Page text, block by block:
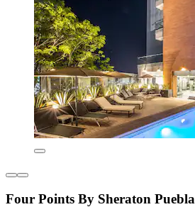
Four Points By Sheraton Puebla